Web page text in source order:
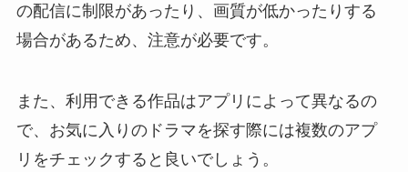
の配信に制限があったり、画質が低かったりする
場合があるため、注意が必要です。
また、利用できる作品はアプリによって異なるの
で、お気に入りのドラマを探す際には複数のアプ
リをチェックすると良いでしょう。